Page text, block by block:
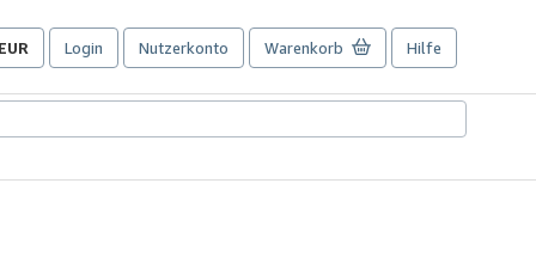
EUR
Login Nutzerkonto Warenkorb Hilfe